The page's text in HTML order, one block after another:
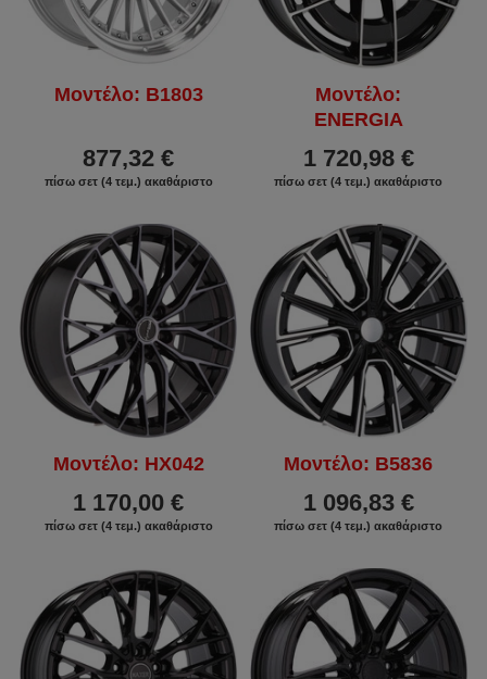
Μοντέλο: B1803
877,32 €
πίσω σετ (4 τεμ.) ακαθάριστο
Μοντέλο:
ENERGIA
1 720,98 €
πίσω σετ (4 τεμ.) ακαθάριστο
Μοντέλο: HX042
1 170,00 €
πίσω σετ (4 τεμ.) ακαθάριστο
Μοντέλο: B5836
1 096,83 €
πίσω σετ (4 τεμ.) ακαθάριστο